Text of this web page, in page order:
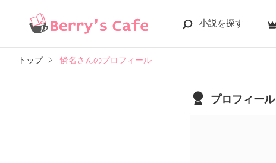
小説を探す
トップ 憐名さんのプロフィール
プロフィール